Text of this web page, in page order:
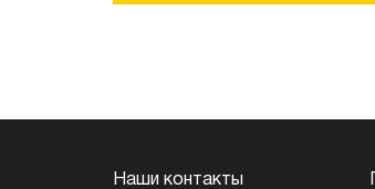
Наши контакты